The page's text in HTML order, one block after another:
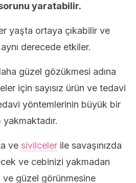
yaratabilir.
yaşta ortaya çıkabilir ve
derecede etkiler.
güzel gözükmesi adına
için sayısız ürün ve tedavi
yöntemlerinin büyük bir
yakmaktadır.
ve sivilceler ile savaşınızda
ve cebinizi yakmadan
güzel görünmesine